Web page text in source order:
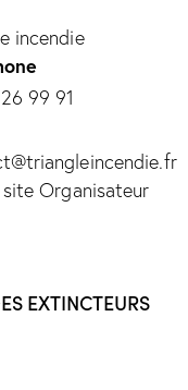
incendie
99 91
Organisateur
EXTINCTEURS